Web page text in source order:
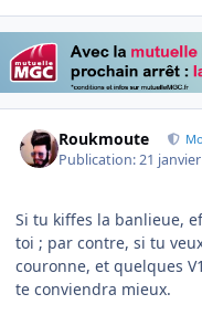
Roukmoute
Publication:21
Si tu kiffes la banlieue,
toi ; par contre, si tu
couronne, et quelques
te conviendra mieux.